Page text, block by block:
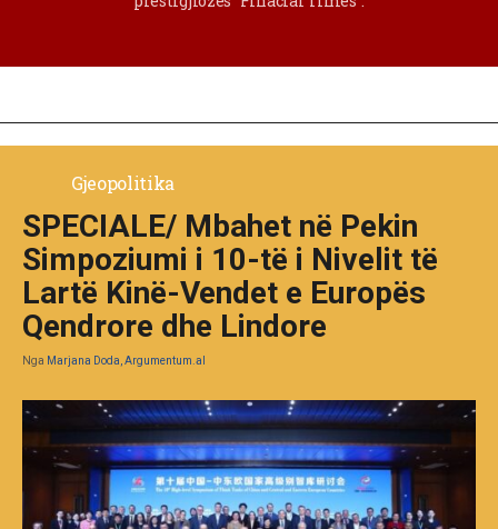
Gjeopolitika
SPECIALE/ Mbahet në Pekin
Simpoziumi i 10-të i Nivelit të
Lartë Kinë-Vendet e Europës
Qendrore dhe Lindore
Nga Marjana Doda, Argumentum.al